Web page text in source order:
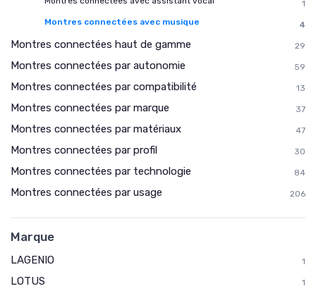
1
Montres connectées avec musique
4
Montres connectées haut de gamme 29
Montres connectées par autonomie 59
Montres connectées par compatibilité 13
Montres connectées par marque 37
Montres connectées par matériaux 47
Montres connectées par profil 30
Montres connectées par technologie 84
Montres connectées par usage 206
Marque
LAGENIO 1
LOTUS 1